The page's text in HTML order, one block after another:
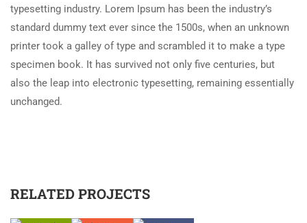
typesetting industry. Lorem Ipsum has been the industry’s
standard dummy text ever since the 1500s, when an unknown
printer took a galley of type and scrambled it to make a type
specimen book. It has survived not only five centuries, but
also the leap into electronic typesetting, remaining essentially
unchanged.
RELATED PROJECTS